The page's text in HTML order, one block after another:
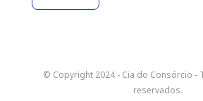
© Copyright 2024 - Cia do Consórcio -
reservados.